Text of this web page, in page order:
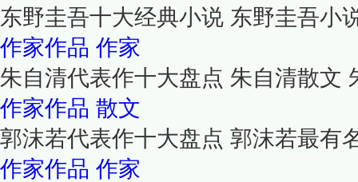
东野圭吾十大经典小说 东野圭吾小
作家作品 作家
朱自清代表作十大盘点 朱自清散文
作家作品 散文
郭沫若代表作十大盘点 郭沫若最有
作家作品 作家